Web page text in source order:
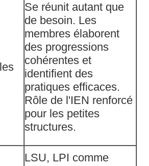
Se réunit autant que
de besoin. Les
membres élaborent
des progressions
cohérentes et
identifient des
pratiques efficaces.
Rôle de l'IEN renforcé
pour les petites
structures.
LSU, LPI comme